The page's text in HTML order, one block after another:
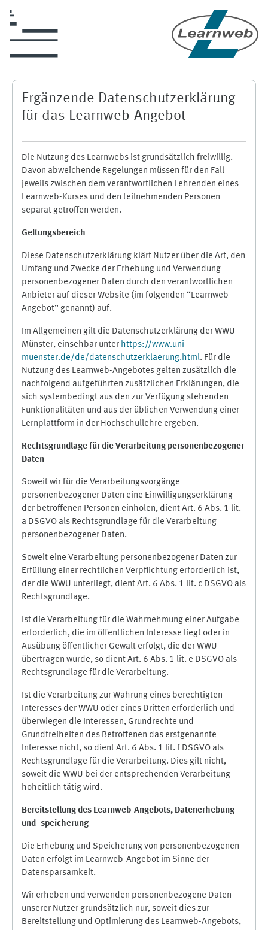
Ergänzende Datenschutzerklärung
für das Learnweb-Angebot
Die Nutzung des Learnwebs ist grundsätzlich freiwillig.
Davon abweichende Regelungen müssen für den Fall
jeweils zwischen dem verantwortlichen Lehrenden eines
Learnweb-Kurses und den teilnehmenden Personen
separat getroffen werden.
Geltungsbereich
Diese Datenschutzerklärung klärt Nutzer über die Art, den
Umfang und Zwecke der Erhebung und Verwendung
personenbezogener Daten durch den verantwortlichen
Anbieter auf dieser Website (im folgenden “Learnweb-
Angebot” genannt) auf.
Im Allgemeinen gilt die Datenschutzerklärung der WWU
Münster, einsehbar unter https://www.uni-
muenster.de/de/datenschutzerklaerung.html. Für die
Nutzung des Learnweb-Angebotes gelten zusätzlich die
nachfolgend aufgeführten zusätzlichen Erklärungen, die
sich systembedingt aus den zur Verfügung stehenden
Funktionalitäten und aus der üblichen Verwendung einer
Lernplattform in der Hochschullehre ergeben.
Rechtsgrundlage für die Verarbeitung personenbezogener
Daten
Soweit wir für die Verarbeitungsvorgänge
personenbezogener Daten eine Einwilligungserklärung
der betroffenen Personen einholen, dient Art. 6 Abs. 1 lit.
a DSGVO als Rechtsgrundlage für die Verarbeitung
personenbezogener Daten.
Soweit eine Verarbeitung personenbezogener Daten zur
Erfüllung einer rechtlichen Verpflichtung erforderlich ist,
der die WWU unterliegt, dient Art. 6 Abs. 1 lit. c DSGVO als
Rechtsgrundlage.
Ist die Verarbeitung für die Wahrnehmung einer Aufgabe
erforderlich, die im öffentlichen Interesse liegt oder in
Ausübung öffentlicher Gewalt erfolgt, die der WWU
übertragen wurde, so dient Art. 6 Abs. 1 lit. e DSGVO als
Rechtsgrundlage für die Verarbeitung.
Ist die Verarbeitung zur Wahrung eines berechtigten
Interesses der WWU oder eines Dritten erforderlich und
überwiegen die Interessen, Grundrechte und
Grundfreiheiten des Betroffenen das erstgenannte
Interesse nicht, so dient Art. 6 Abs. 1 lit. f DSGVO als
Rechtsgrundlage für die Verarbeitung. Dies gilt nicht,
soweit die WWU bei der entsprechenden Verarbeitung
hoheitlich tätig wird.
Bereitstellung des Learnweb-Angebots, Datenerhebung
und -speicherung
Die Erhebung und Speicherung von personenbezogenen
Daten erfolgt im Learnweb-Angebot im Sinne der
Datensparsamkeit.
Wir erheben und verwenden personenbezogene Daten
unserer Nutzer grundsätzlich nur, soweit dies zur
Bereitstellung und Optimierung des Learnweb-Angebots,